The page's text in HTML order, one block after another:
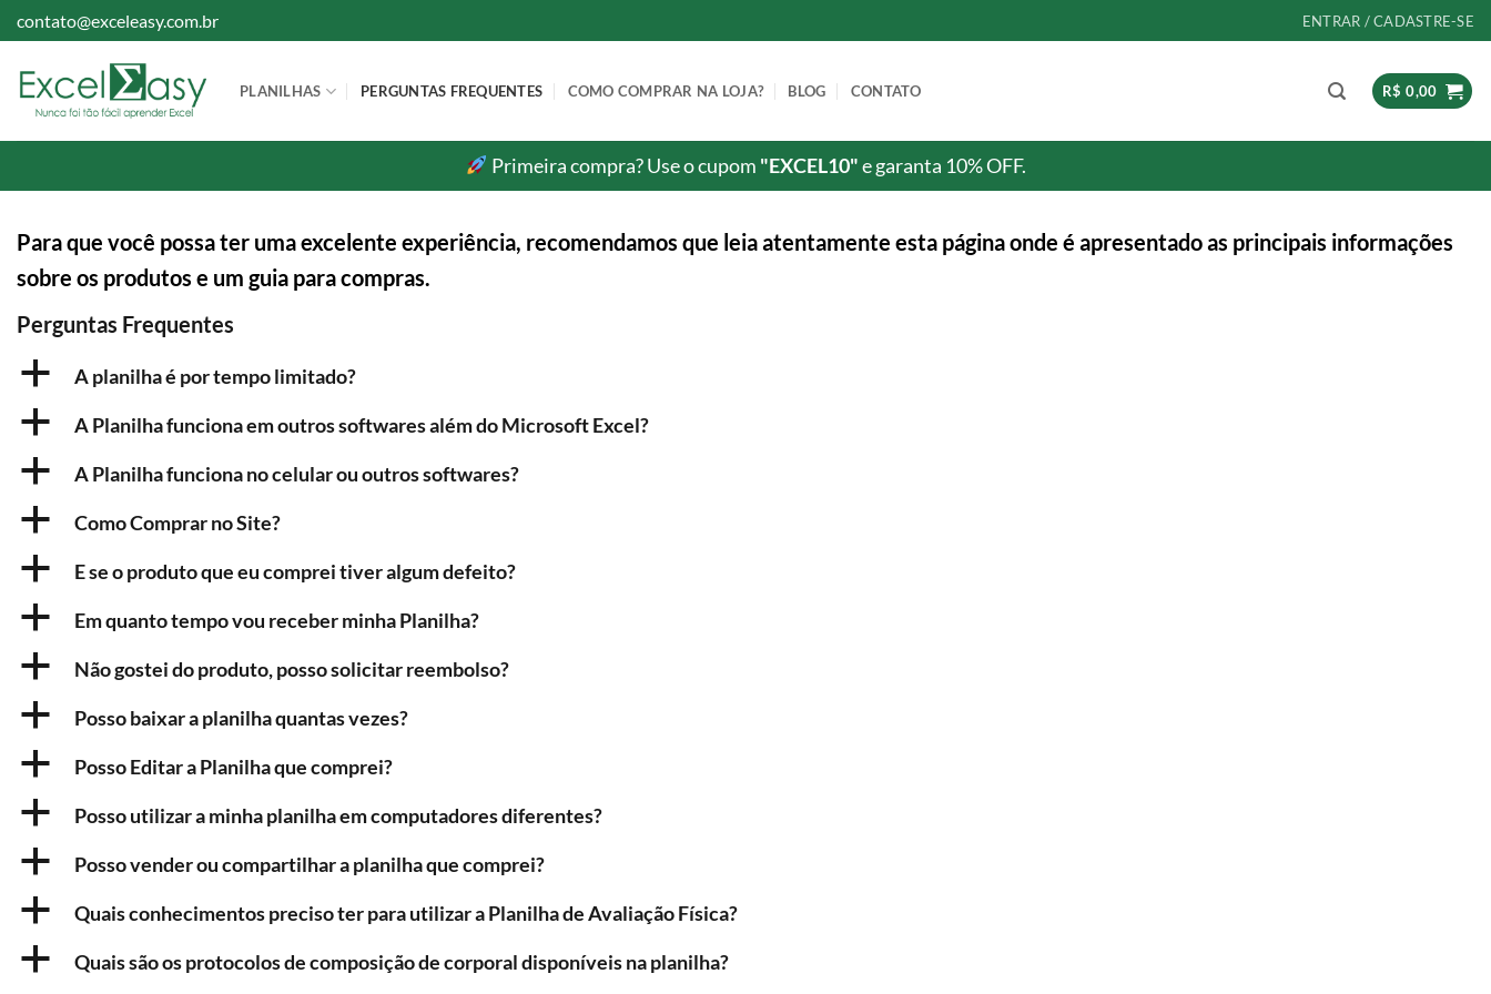
to
content
contato@exceleasy.com.br ENTRAR / CADASTRE-SE
PLANILHAS PERGUNTAS FREQUENTES COMO COMPRAR NA LOJA? BLOG CONTATO R$ 0,00
Primeira compra? Use o cupom "EXCEL10"e garanta 10% OFF.
Para que você possa ter uma excelente experiência, recomendamos que leia atentamente esta página onde é apresentado as principais informações
sobre os produtos e um guia para compras.
Perguntas Frequentes
a A planilha é por tempo limitado?
a A Planilha funciona em outros softwares além do Microsoft Excel?
a A Planilha funciona no celular ou outros softwares?
a Como Comprar no Site?
a E se o produto que eu comprei tiver algum defeito?
a Em quanto tempo vou receber minha Planilha?
a Não gostei do produto, posso solicitar reembolso?
a Posso baixar a planilha quantas vezes?
a Posso Editar a Planilha que comprei?
a Posso utilizar a minha planilha em computadores diferentes?
a Posso vender ou compartilhar a planilha que comprei?
a Quais conhecimentos preciso ter para utilizar a Planilha de Avaliação Física?
a Quais são os protocolos de composição de corporal disponíveis na planilha?